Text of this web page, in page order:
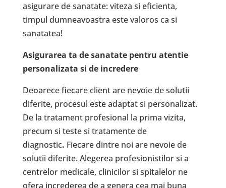
asigurare de sanatate: viteza si eficienta,
timpul dumneavoastra este valoros ca si
sanatatea!
Asigurarea ta de sanatate pentru atentie
personalizata si de incredere
Deoarece fiecare client are nevoie de solutii
diferite, procesul este adaptat si personalizat.
De la tratament profesional la prima vizita,
precum si teste si tratamente de
diagnostic. Fiecare dintre noi are nevoie de
solutii diferite. Alegerea profesionistilor si a
centrelor medicale, clinicilor si spitalelor ne
ofera increderea de a genera cea mai buna